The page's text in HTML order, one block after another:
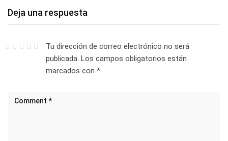
Deja una respuesta
Tu dirección de correo electrónico no será
publicada. Los campos obligatorios están
marcados con *